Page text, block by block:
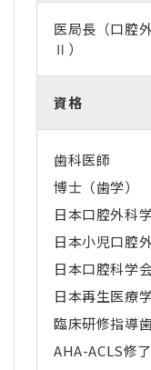
医局長（口腔
Ⅱ）
資格
歯科医師
博士（歯学）
日本口腔外科
日本小児口腔
日本口腔科学
日本再生医療
臨床研修指導
AHA-ACLS修了